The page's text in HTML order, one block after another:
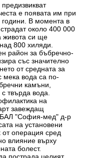
е появата им при
В момента в
около 400 000
живота си ще
800 хиляди.
район за бъбречно-
със значително
от средната за
вода са по-
камъни,
твърда вода.
на
завеждащ
"София-мед" д-р
на установени
операция сред
влияние върху
болест.
пострада целият